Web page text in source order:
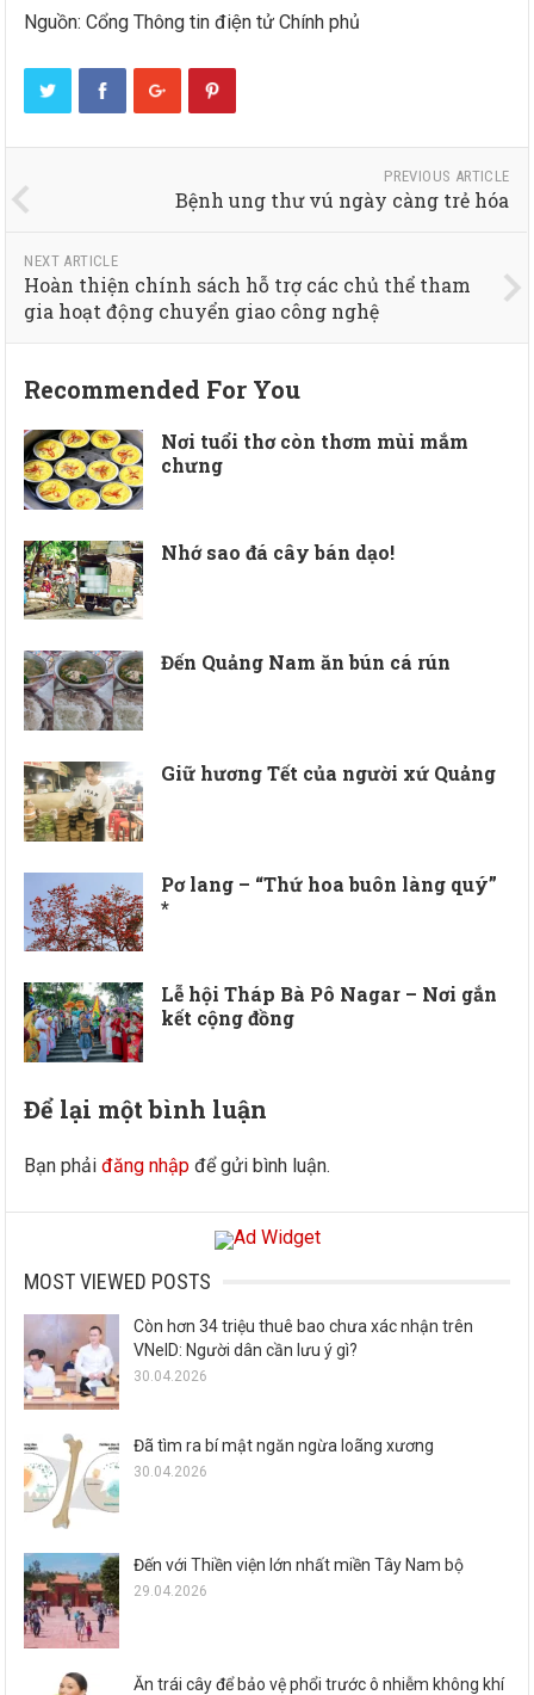
Nguồn: Cổng Thông tin điện tử Chính phủ
PREVIOUS ARTICLE
Bệnh ung thư vú ngày càng trẻ hóa
NEXT ARTICLE
Hoàn thiện chính sách hỗ trợ các chủ thể tham
gia hoạt động chuyển giao công nghệ
Recommended For You
Nơi tuổi thơ còn thơm mùi mắm
chưng
Nhớ sao đá cây bán dạo!
Đến Quảng Nam ăn bún cá rún
Giữ hương Tết của người xứ Quảng
Pơ lang – “Thứ hoa buôn làng quý”
*
Lễ hội Tháp Bà Pô Nagar – Nơi gắn
kết cộng đồng
Để lại một bình luận
Bạn phảiđăng nhập để gửi bình luận.
MOST VIEWED POSTS
Còn hơn 34 triệu thuê bao chưa xác nhận trên
VNeID: Người dân cần lưu ý gì?
30.04.2026
Đã tìm ra bí mật ngăn ngừa loãng xương
30.04.2026
Đến với Thiền viện lớn nhất miền Tây Nam bộ
29.04.2026
Ăn trái cây để bảo vệ phổi trước ô nhiễm không khí